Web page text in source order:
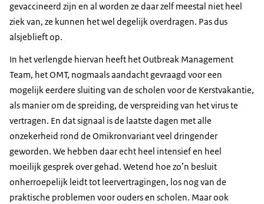
gevaccineerd zijn en al worden ze daar zelf meestal niet heel
ziek van, ze kunnen het wel degelijk overdragen. Pas dus
alsjeblieft op.
In het verlengde hiervan heeft het Outbreak Management
Team, het OMT, nogmaals aandacht gevraagd voor een
mogelijk eerdere sluiting van de scholen voor de Kerstvakantie,
als manier om de spreiding, de verspreiding van het virus te
vertragen. En dat signaal is de laatste dagen met alle
onzekerheid rond de Omikronvariant veel dringender
geworden. We hebben daar echt heel intensief en heel
moeilijk gesprek over gehad. Wetend hoe zo’n besluit
onherroepelijk leidt tot leervertragingen, los nog van de
praktische problemen voor ouders en scholen. Maar ook